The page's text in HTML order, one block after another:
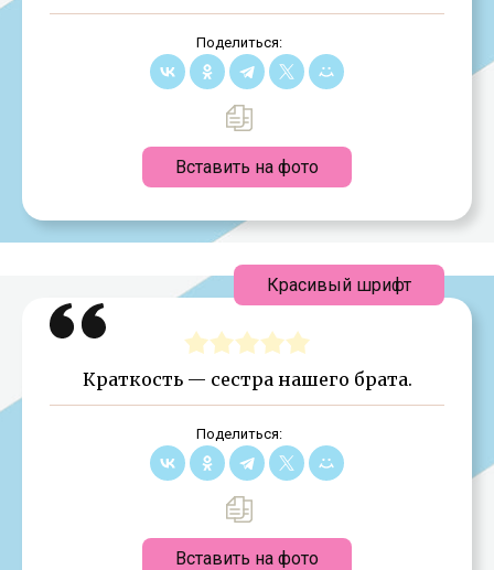
Поделиться:
Вставить на фото
Краткость — сестра нашего брата.
Поделиться:
Вставить на фото
Красивый шрифт